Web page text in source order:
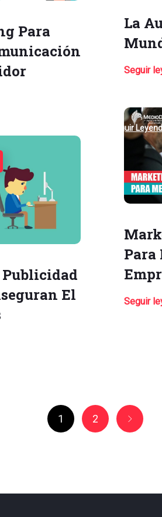
Para
La
Seguir
Seguir
Para
Seguir
Publicidad
El
1 2